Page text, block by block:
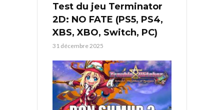
Test du jeu Terminator
2D: NO FATE (PS5, PS4,
XBS, XBO, Switch, PC)
31 décembre 2025